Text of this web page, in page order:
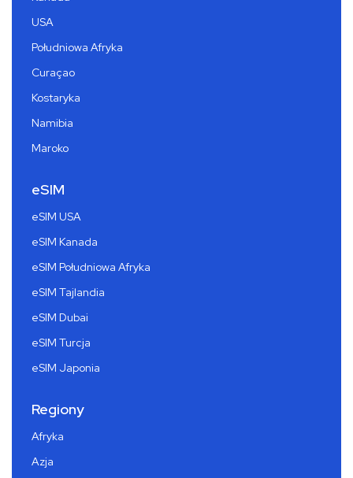
USA
Południowa Afryka
Curaçao
Kostaryka
Namibia
Maroko
eSIM
eSIM USA
eSIM Kanada
eSIM Południowa Afryka
eSIM Tajlandia
eSIM Dubai
eSIM Turcja
eSIM Japonia
Regiony
Afryka
Azja